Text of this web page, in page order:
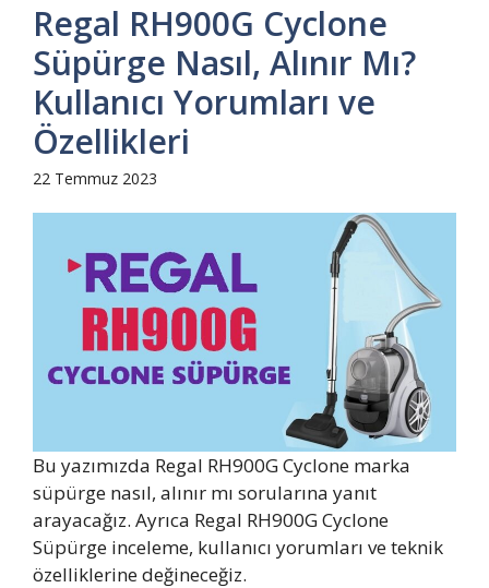
Regal RH900G Cyclone
Süpürge Nasıl, Alınır Mı?
Kullanıcı Yorumları ve
Özellikleri
22 Temmuz 2023
Bu yazımızda Regal RH900G Cyclone marka
süpürge nasıl, alınır mı sorularına yanıt
arayacağız. Ayrıca Regal RH900G Cyclone
Süpürge inceleme, kullanıcı yorumları ve teknik
özelliklerine değineceğiz.